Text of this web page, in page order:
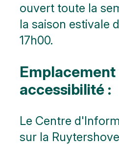
ouvert toute la
la saison estivale
17h00.
Emplacement
accessibilité :
Le Centre
sur la